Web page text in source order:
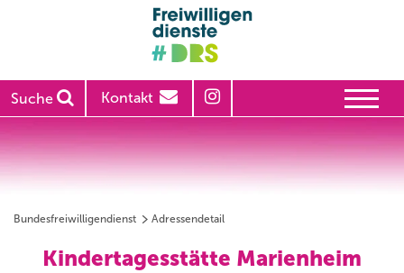
Suche Kontakt
Bundesfreiwilligendienst Adressendetail
Kindertagesstätte Marienheim